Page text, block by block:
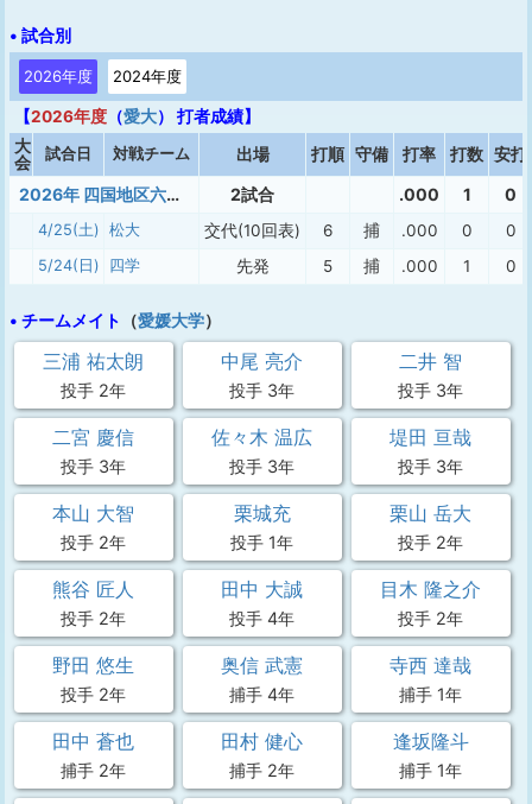
• 試合別
2026年度 2024年度
【2026年度 （愛大） 打者成績】
大
会
試合日 対戦チーム 出場 打順 守備 打率 打数 安打
2026年 四国地区六大学春季（１部） 2試合 .000 1 0
4/25(土) 松大 交代(10回表) 6 捕 .000 0 0
5/24(日) 四学 先発 5 捕 .000 1 0
• チームメイト （愛媛大学）
三浦 祐太朗
投手 2年
中尾 亮介
投手 3年
二井 智
投手 3年
二宮 慶信
投手 3年
佐々木 温広
投手 3年
堤田 亘哉
投手 3年
本山 大智
投手 2年
栗城充
投手 1年
栗山 岳大
投手 2年
熊谷 匠人
投手 2年
田中 大誠
投手 4年
目木 隆之介
投手 2年
野田 悠生
投手 2年
奥信 武憲
捕手 4年
寺西 達哉
捕手 1年
田中 蒼也
捕手 2年
田村 健心
捕手 2年
逢坂隆斗
捕手 1年